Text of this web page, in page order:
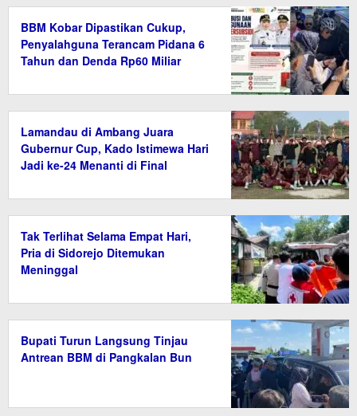
BBM Kobar Dipastikan Cukup,
Penyalahguna Terancam Pidana 6
Tahun dan Denda Rp60 Miliar
Lamandau di Ambang Juara
Gubernur Cup, Kado Istimewa Hari
Jadi ke-24 Menanti di Final
Tak Terlihat Selama Empat Hari,
Pria di Sidorejo Ditemukan
Meninggal
Bupati Turun Langsung Tinjau
Antrean BBM di Pangkalan Bun